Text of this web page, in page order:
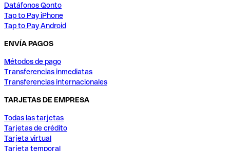
Datáfonos Qonto
Tap to Pay iPhone
Tap to Pay Android
ENVÍA PAGOS
Métodos de pago
Transferencias inmediatas
Transferencias internacionales
TARJETAS DE EMPRESA
Todas las tarjetas
Tarjetas de crédito
Tarjeta virtual
Tarjeta temporal